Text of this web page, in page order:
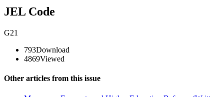
JEL Code
G21
793Download
4869Viewed
Other articles from this issue